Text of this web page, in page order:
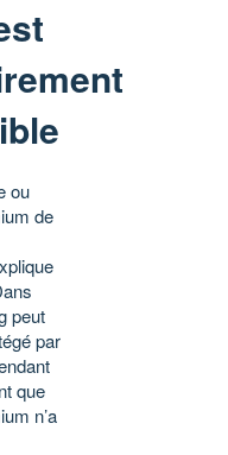
ou
de
peut
par
que
n’a